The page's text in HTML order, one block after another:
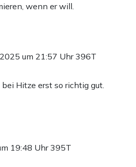
wenn er will.
um 21:57 Uhr396T
Hitze erst so richtig gut.
19:48 Uhr395T